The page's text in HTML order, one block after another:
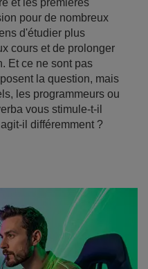
la question, mais
les programmeurs ou
vous stimule-t-il
il différemment ?